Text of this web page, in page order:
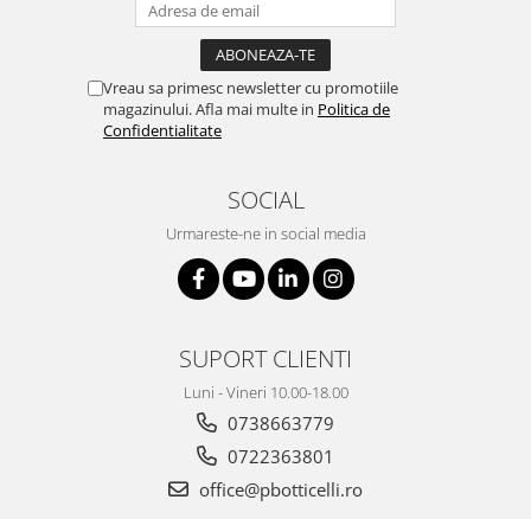
Vreau sa primesc newsletter cu promotiile
magazinului. Afla mai multe in Politica de
Confidentialitate
SOCIAL
Urmareste-ne in social media
SUPORT CLIENTI
Luni - Vineri 10.00-18.00
0738663779
0722363801
office@pbotticelli.ro